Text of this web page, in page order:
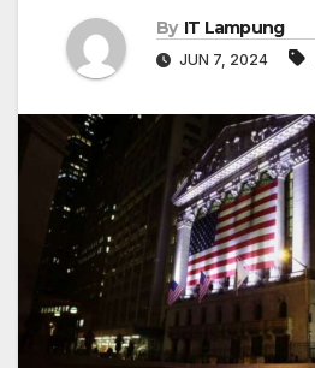
By IT Lampung
JUN 7, 2024